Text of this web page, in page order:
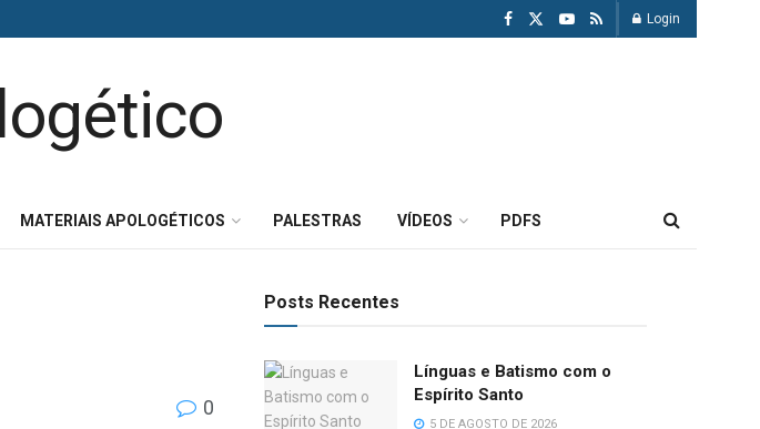
Login
MATERIAIS APOLOGÉTICOS PALESTRAS VÍDEOS PDFS
0
Posts Recentes
Línguas e Batismo com o
Espírito Santo
5 DE AGOSTO DE 2026